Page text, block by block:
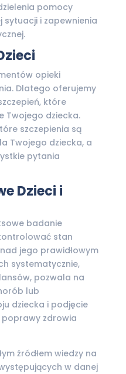
pomocy
sytuacji i zapewnienia
opieki
Dlatego oferujemy
które
Twojego dziecka.
szczepienia są
Twojego dziecka, a
pytania
Dzieci i
badanie
stan
jego prawidłowym
systematycznie,
pozwala na
lub
dziecka i podjęcie
poprawy zdrowia
źródłem wiedzy na
w danej